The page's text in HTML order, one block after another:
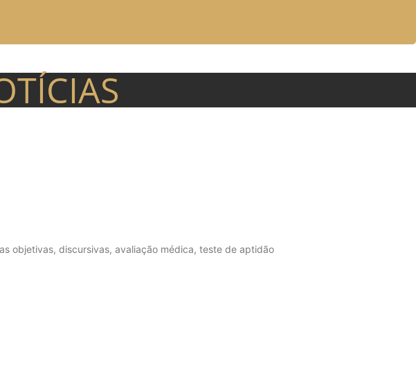
objetivas, discursivas, avaliação médica, teste de aptidão